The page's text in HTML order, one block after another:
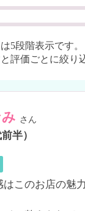
5段階表示です。
評価ごとに絞り
さん
半）
このお店の魅